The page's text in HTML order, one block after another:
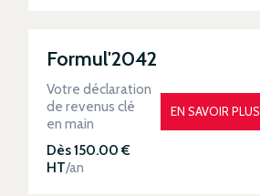
Formul'2042
Votre déclaration
de revenus clé
en main
Dès 150.00 €
HT/an
EN SAVOIR PLUS